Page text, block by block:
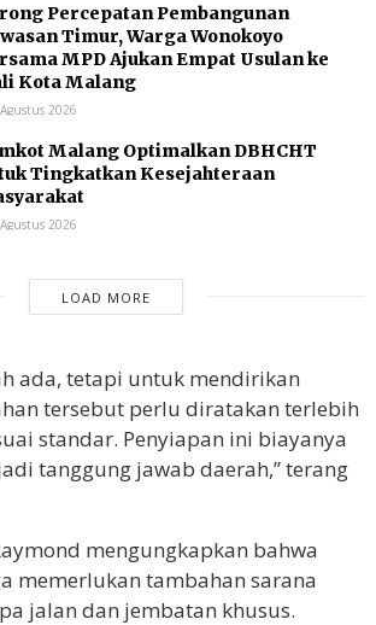
Percepatan Pembangunan
Timur, Warga Wonokoyo
MPD Ajukan Empat Usulan ke
Kota Malang
2026
Malang Optimalkan DBHCHT
Tingkatkan Kesejahteraan
2026
LOAD MORE
ada, tetapi untuk mendirikan
tersebut perlu diratakan terlebih
standar. Penyiapan ini biayanya
tanggung jawab daerah,” terang
mengungkapkan bahwa
memerlukan tambahan sarana
jalan dan jembatan khusus.